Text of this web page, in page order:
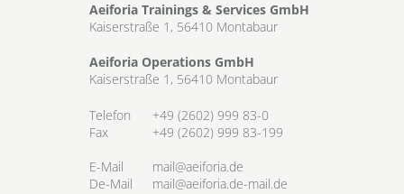
Aeiforia Trainings & Services GmbH
Kaiserstraße 1, 56410 Montabaur
Aeiforia Operations GmbH
Kaiserstraße 1, 56410 Montabaur
Telefon
+49 (2602) 999 83-0
Fax
+49 (2602) 999 83-199
E-Mail
mail@aeiforia.de
De-Mail
mail@aeiforia.de-mail.de